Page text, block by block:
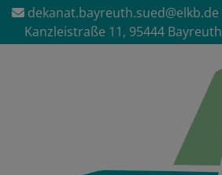
Direkt
zum
Inhalt
dekanat.bayreuth.sued@elkb.de
Kanzleistraße 11, 95444 Bayreuth